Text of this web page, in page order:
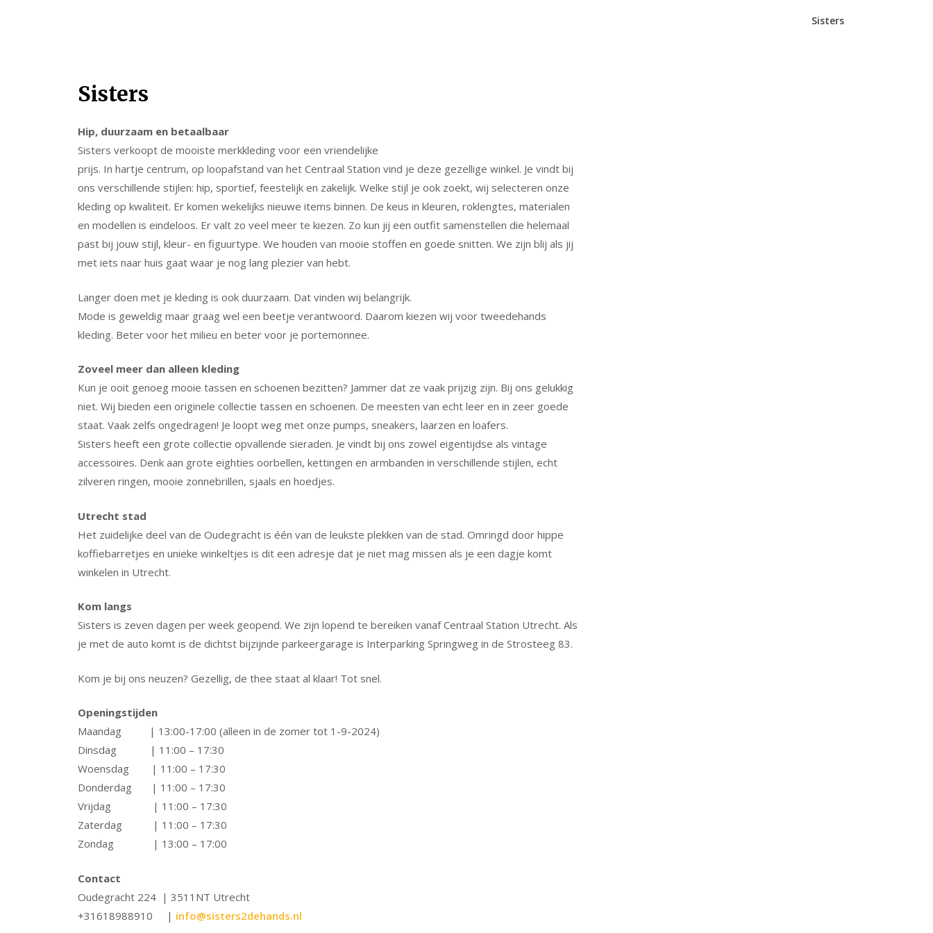
Sisters
Skip
content
Sisters
Hip, duurzaam en betaalbaar
Sisters verkoopt de mooiste merkkleding voor een vriendelijke
prijs. In hartje centrum, op loopafstand van het Centraal Station vind je deze gezellige winkel. Je vindt bij
ons verschillende stijlen: hip, sportief, feestelijk en zakelijk. Welke stijl je ook zoekt, wij selecteren onze
kleding op kwaliteit. Er komen wekelijks nieuwe items binnen. De keus in kleuren, roklengtes, materialen
en modellen is eindeloos. Er valt zo veel meer te kiezen. Zo kun jij een outfit samenstellen die helemaal
past bij jouw stijl, kleur- en figuurtype. We houden van mooie stoffen en goede snitten. We zijn blij als jij
met iets naar huis gaat waar je nog lang plezier van hebt.
Langer doen met je kleding is ook duurzaam. Dat vinden wij belangrijk.
Mode is geweldig maar graag wel een beetje verantwoord. Daarom kiezen wij voor tweedehands
kleding. Beter voor het milieu en beter voor je portemonnee.
Zoveel meer dan alleen kleding
Kun je ooit genoeg mooie tassen en schoenen bezitten? Jammer dat ze vaak prijzig zijn. Bij ons gelukkig
niet. Wij bieden een originele collectie tassen en schoenen. De meesten van echt leer en in zeer goede
staat. Vaak zelfs ongedragen! Je loopt weg met onze pumps, sneakers, laarzen en loafers.
Sisters heeft een grote collectie opvallende sieraden. Je vindt bij ons zowel eigentijdse als vintage
accessoires. Denk aan grote eighties oorbellen, kettingen en armbanden in verschillende stijlen, echt
zilveren ringen, mooie zonnebrillen, sjaals en hoedjes.
Utrecht stad
Het zuidelijke deel van de Oudegracht is één van de leukste plekken van de stad. Omringd door hippe
koffiebarretjes en unieke winkeltjes is dit een adresje dat je niet mag missen als je een dagje komt
winkelen in Utrecht.
Kom langs
Sisters is zeven dagen per week geopend. We zijn lopend te bereiken vanaf Centraal Station Utrecht. Als
je met de auto komt is de dichtst bijzijnde parkeergarage is Interparking Springweg in de Strosteeg 83.
Kom je bij ons neuzen? Gezellig, de thee staat al klaar! Tot snel.
Openingstijden
Maandag | 13:00-17:00 (alleen in de zomer tot 1-9-2024)
Dinsdag | 11:00 – 17:30
Woensdag | 11:00 – 17:30
Donderdag | 11:00 – 17:30
Vrijdag | 11:00 – 17:30
Zaterdag | 11:00 – 17:30
Zondag | 13:00 – 17:00
Contact
Oudegracht 224 | 3511NT Utrecht
+31618988910 | info@sisters2dehands.nl